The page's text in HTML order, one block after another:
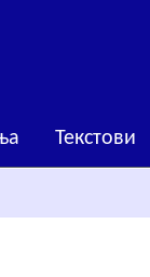
Текстови